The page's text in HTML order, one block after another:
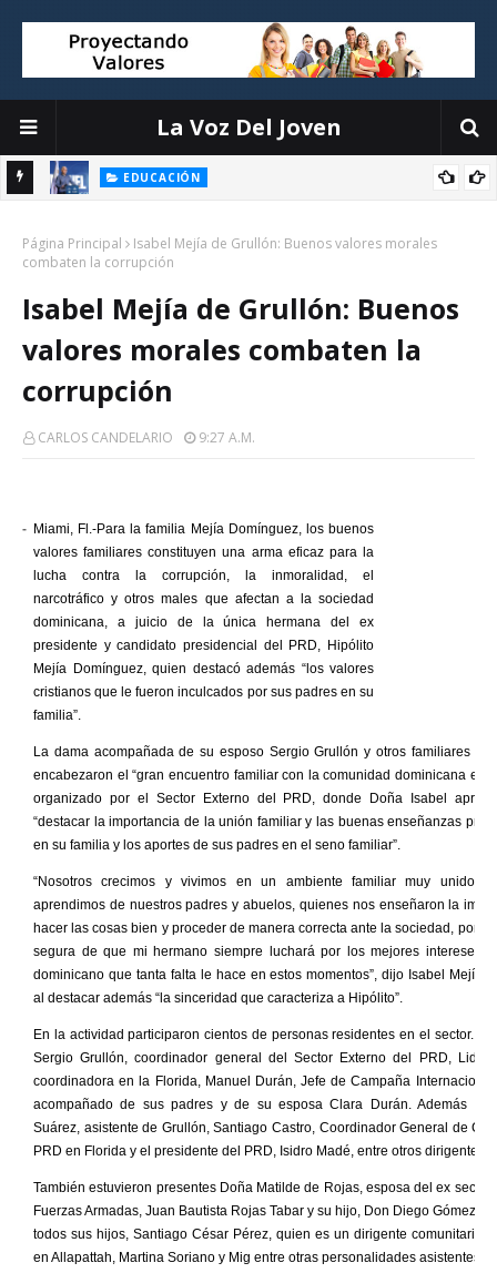
La Voz Del Joven
EDUCACIÓN
herramienta para formar ciudadanos críticos y fortalecer la
Página Principal
Isabel Mejía de Grullón: Buenos valores morales
combaten la corrupción
Isabel Mejía de Grullón: Buenos
valores morales combaten la
corrupción
CARLOS CANDELARIO 9:27 A.m.
- Miami, Fl.-Para la familia Mejía Domínguez, los buenos
valores familiares constituyen una arma eficaz para la
lucha contra la corrupción, la inmoralidad, el
narcotráfico y otros males que afectan a la sociedad
dominicana, a juicio de la única hermana del ex
presidente y candidato presidencial del PRD, Hipólito
Mejía Domínguez, quien destacó además “los valores
cristianos que le fueron inculcados por sus padres en su
familia”.
La dama acompañada de su esposo Sergio Grullón y otros familiares de
encabezaron el “gran encuentro familiar con la comunidad dominicana en
organizado por el Sector Externo del PRD, donde Doña Isabel
“destacar la importancia de la unión familiar y las buenas enseñanzas
en su familia y los aportes de sus padres en el seno familiar”.
“Nosotros crecimos y vivimos en un ambiente familiar muy unido,
aprendimos de nuestros padres y abuelos, quienes nos enseñaron la
hacer las cosas bien y proceder de manera correcta ante la sociedad, por lo
segura de que mi hermano siempre luchará por los mejores intereses
dominicano que tanta falta le hace en estos momentos”, dijo Isabel Mejía
al destacar además “la sinceridad que caracteriza a Hipólito”.
En la actividad participaron cientos de personas residentes en el sector.
Sergio Grullón, coordinador general del Sector Externo del PRD, Lida
coordinadora en la Florida, Manuel Durán, Jefe de Campaña
acompañado de sus padres y de su esposa Clara Durán. Además
Suárez, asistente de Grullón, Santiago Castro, Coordinador General de
PRD en Florida y el presidente del PRD, Isidro Madé, entre otros dirigentes.
También estuvieron presentes Doña Matilde de Rojas, esposa del ex
Fuerzas Armadas, Juan Bautista Rojas Tabar y su hijo, Don Diego Gómez,
todos sus hijos, Santiago César Pérez, quien es un dirigente comunitario
en Allapattah, Martina Soriano y Mig entre otras personalidades asistentes.